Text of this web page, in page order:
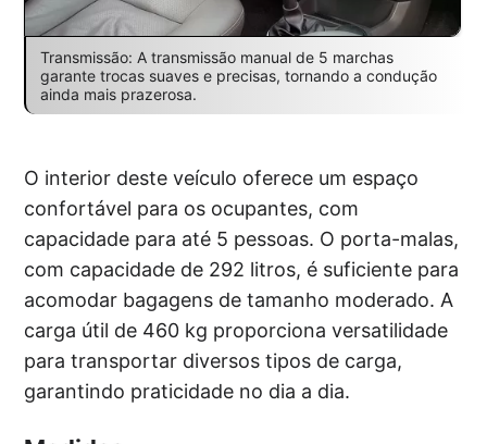
Transmissão: A transmissão manual de 5 marchas
garante trocas suaves e precisas, tornando a condução
ainda mais prazerosa.
O interior deste veículo oferece um espaço
confortável para os ocupantes, com
capacidade para até 5 pessoas. O porta-malas,
com capacidade de 292 litros, é suficiente para
acomodar bagagens de tamanho moderado. A
carga útil de 460 kg proporciona versatilidade
para transportar diversos tipos de carga,
garantindo praticidade no dia a dia.